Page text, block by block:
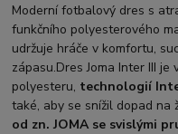
Moderní fotbalový dres s
funkčního polyesterového
udržuje hráče v komfortu,
zápasu.Dres Joma Inter III
polyesteru, technologií
také, aby se snížil dopad na
od zn. JOMA se svislými